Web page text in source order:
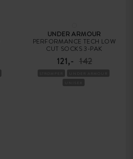
UNDER ARMOUR
PERFORMANCE TECH LOW
CUT SOCKS 3-PAK
121,- 142